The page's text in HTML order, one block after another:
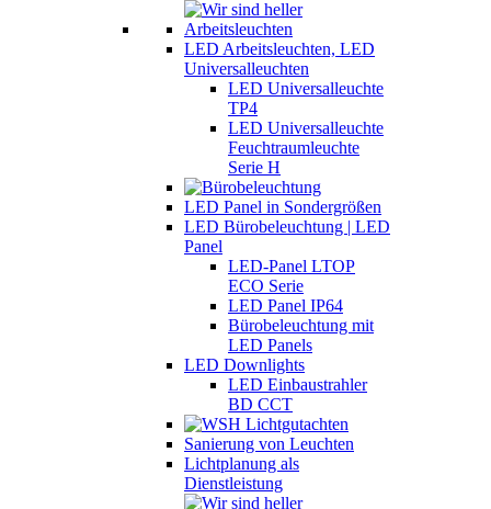
LED Arbeitsleuchten, LED
Universalleuchten
LED Universalleuchte
TP4
LED Universalleuchte
Feuchtraumleuchte
Serie H
LED Panel in Sondergrößen
LED Bürobeleuchtung | LED
Panel
LED-Panel LTOP
ECO Serie
LED Panel IP64
Bürobeleuchtung mit
LED Panels
LED Downlights
LED Einbaustrahler
BD CCT
Sanierung von Leuchten
Lichtplanung als
Dienstleistung